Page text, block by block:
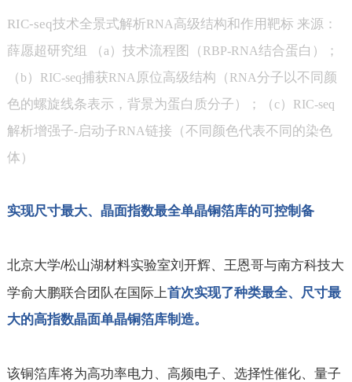
RIC-seq技术全景式解析RNA高级结构和作用靶标 来源：
薛愿超研究组 （a）技术流程图（ RBP-RNA结合蛋白）；
（b ） RIC-seq捕获RNA 原位高级结构（ RNA分子以不同颜
色的螺旋线条表示，背景为蛋白质分子）；（ c） RIC-seq
解析增强子-启动子RNA链接（不同颜色代表不同的染色
体）
实现尺寸最大、晶面指数最全单晶铜箔库的可控制备
北京大学/松山湖材料实验室刘开辉、王恩哥与南方科技大
学俞大鹏联合团队在国际上首次实现了种类最全、尺寸最
大的高指数晶面单晶铜箔库制造。
该铜箔库将为高功率电力、高频电子、选择性催化、量子